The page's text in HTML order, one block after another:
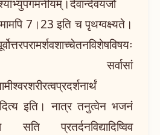
मामपि 7।23 इति च पृथग्वक्ष्यते।
इति। नात्र तनुत्वेन भजनं
प्रतर्दनविद्यादिष्विव